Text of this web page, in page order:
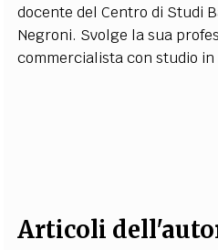
docente del Centro di Studi
Negroni. Svolge la sua
commercialista con studio in
Articoli